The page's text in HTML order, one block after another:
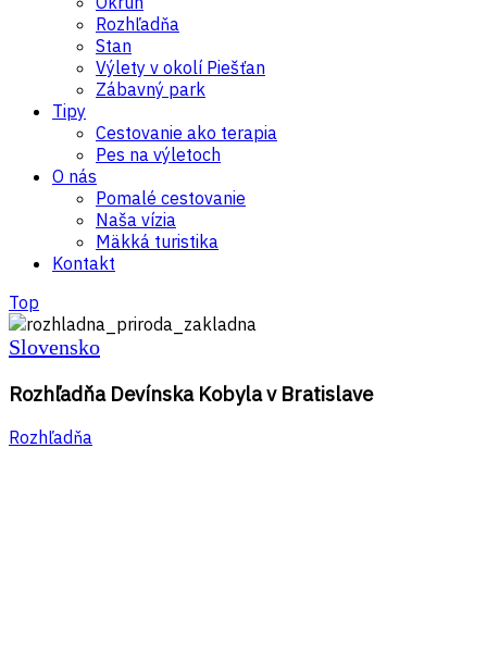
Rozhľadňa
Stan
Výlety v okolí Piešťan
Zábavný park
Tipy
Cestovanie ako terapia
Pes na výletoch
O nás
Pomalé cestovanie
Naša vízia
Mäkká turistika
Kontakt
Top
Slovensko
Rozhľadňa Devínska Kobyla v Bratislave
Rozhľadňa